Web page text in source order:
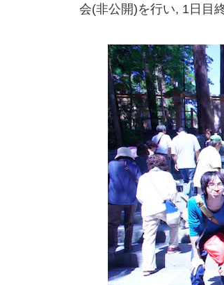
会(非公開)を行い, 1日